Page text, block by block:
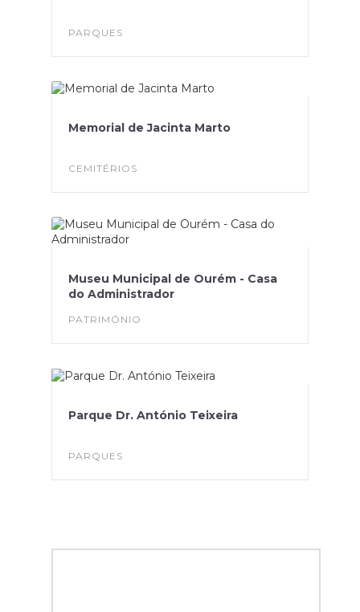
PARQUES
Memorial de Jacinta Marto
CEMITÉRIOS
Museu Municipal de Ourém - Casa
do Administrador
PATRIMÓNIO
Parque Dr. António Teixeira
PARQUES